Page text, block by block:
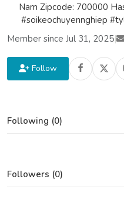
Nam Zipcode: 700000
#soikeochuyennghiep
Member since Jul 31, 2025|
Follow
Following (0)
Followers (0)